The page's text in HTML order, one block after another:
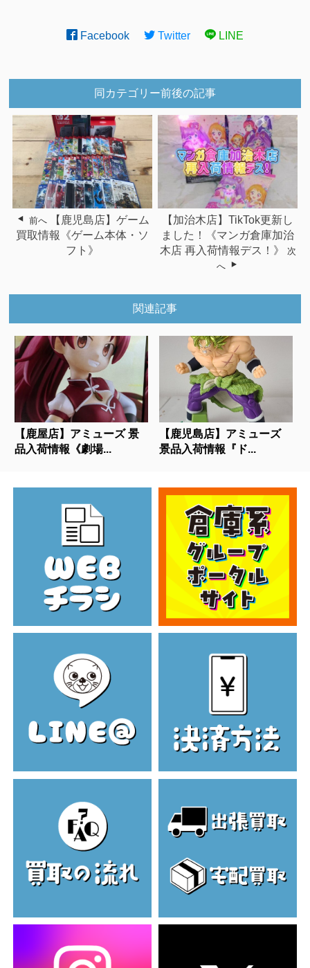
Facebook Twitter LINE
同カテゴリー前後の記事
前へ
【鹿児島店】ゲーム
買取情報《ゲーム本体・ソ
フト》
【加治木店】TikTok更新し
ました！《マンガ倉庫加治
木店 再入荷情報デス！》
次
へ
関連記事
【鹿屋店】アミューズ 景
品入荷情報《劇場...
【鹿児島店】アミューズ
景品入荷情報『ド...